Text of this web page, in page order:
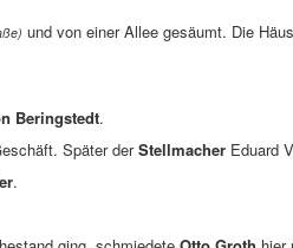
und von einer Allee gesäumt. Die
Beringstedt.
Später derStellmacher Eduard
.